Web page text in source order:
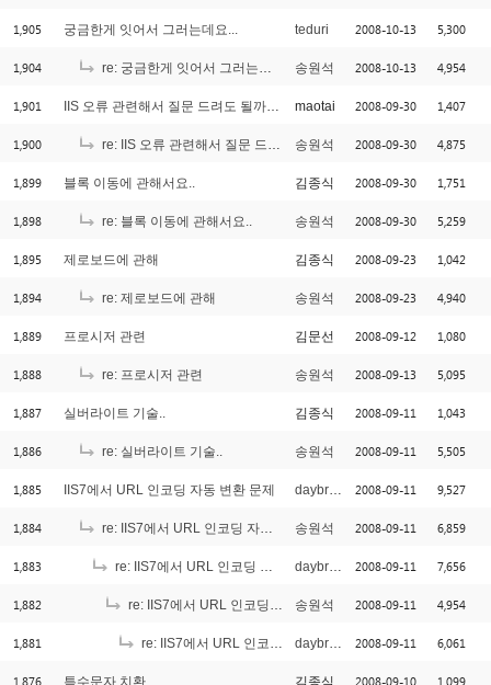
1,905 궁금한게 잇어서 그러는데요... teduri 2008-10-13 5,300
1,904 re: 궁금한게 잇어서 그러는데요... 송원석 2008-10-13 4,954
1,901 IIS 오류 관련해서 질문 드려도 될까요? maotai 2008-09-30 1,407
1,900 re: IIS 오류 관련해서 질문 드려도 될까요? 송원석 2008-09-30 4,875
1,899 블록 이동에 관해서요.. 김종식 2008-09-30 1,751
1,898 re: 블록 이동에 관해서요.. 송원석 2008-09-30 5,259
1,895 제로보드에 관해 김종식 2008-09-23 1,042
1,894 re: 제로보드에 관해 송원석 2008-09-23 4,940
1,889 프로시저 관련 김문선 2008-09-12 1,080
1,888 re: 프로시저 관련 송원석 2008-09-13 5,095
1,887 실버라이트 기술.. 김종식 2008-09-11 1,043
1,886 re: 실버라이트 기술.. 송원석 2008-09-11 5,505
1,885 IIS7에서 URL 인코딩 자동 변환 문제 daybreaker 2008-09-11 9,527
1,884 re: IIS7에서 URL 인코딩 자동 변환 문제 송원석 2008-09-11 6,859
1,883 re: IIS7에서 URL 인코딩 자동 변환 문제 daybreaker 2008-09-11 7,656
1,882 re: IIS7에서 URL 인코딩 자동 변환 문제 송원석 2008-09-11 4,954
1,881 re: IIS7에서 URL 인코딩 자동 변환 문제 daybreaker 2008-09-11 6,061
1,876 특수문자 치환.. 김종식 2008-09-10 1,099